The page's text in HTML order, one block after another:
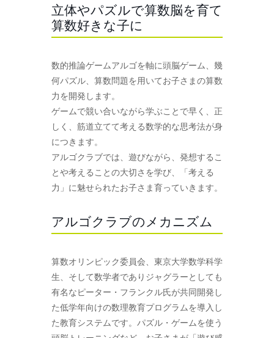
立体やパズルで算数脳を育て
算数好きな子に
数的推論ゲームアルゴを軸に頭脳ゲーム、幾
何パズル、算数問題を用いてお子さまの算数
力を開発します。
ゲームで競い合いながら学ぶことで早く、正
しく、筋道立てて考える数学的な思考法が身
につきます。
アルゴクラブでは、遊びながら、発想するこ
とや考えることの大切さを学び、「考える
力」に魅せられたお子さま育っていきます。
アルゴクラブのメカニズム
算数オリンピック委員会、東京大学数学科学
生、そして数学者でありジャグラーとしても
有名なピーター・フランクル氏が共同開発し
た低学年向けの数理教育プログラムを導入し
た教育システムです。パズル・ゲームを使う